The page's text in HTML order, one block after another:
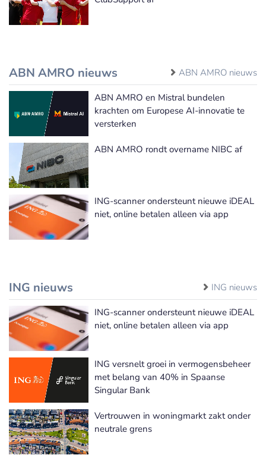
ABN AMRO nieuws ABN AMRO nieuws
ABN AMRO en Mistral bundelen
krachten om Europese AI-innovatie te
versterken
ABN AMRO rondt overname NIBC af
ING-scanner ondersteunt nieuwe iDEAL
niet, online betalen alleen via app
ING nieuws ING nieuws
ING-scanner ondersteunt nieuwe iDEAL
niet, online betalen alleen via app
ING versnelt groei in vermogensbeheer
met belang van 40% in Spaanse
Singular Bank
Vertrouwen in woningmarkt zakt onder
neutrale grens